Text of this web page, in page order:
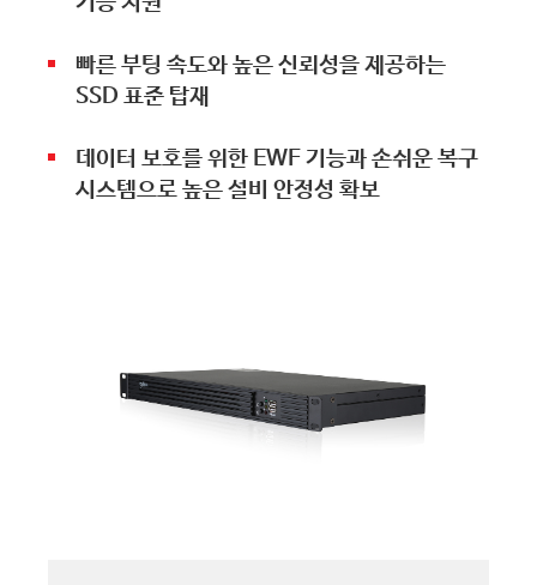
빠른 부팅 속도와 높은 신뢰성을 제공하는
SSD 표준 탑재
데이터 보호를 위한 EWF 기능과 손쉬운 복구
시스템으로 높은 설비 안정성 확보